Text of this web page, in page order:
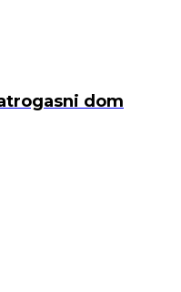
dom